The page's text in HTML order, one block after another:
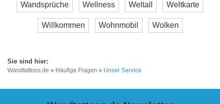
Wandsprüche Wellness Weltall Weltkarte
Willkommen Wohnmobil Wolken
Wandtattoos.de » Häufige Fragen » Unser Service